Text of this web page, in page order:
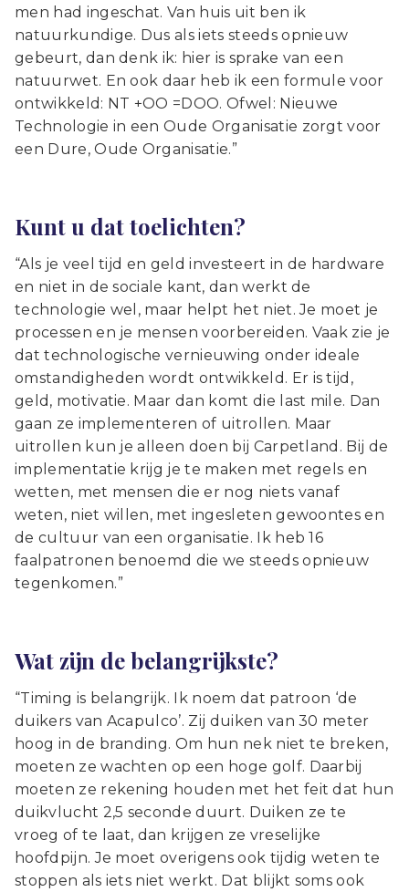
men had ingeschat. Van huis uit ben ik
natuurkundige. Dus als iets steeds opnieuw
gebeurt, dan denk ik: hier is sprake van een
natuurwet. En ook daar heb ik een formule voor
ontwikkeld: NT +OO =DOO. Ofwel: Nieuwe
Technologie in een Oude Organisatie zorgt voor
een Dure, Oude Organisatie.”
Kunt u dat toelichten?
“Als je veel tijd en geld investeert in de hardware
en niet in de sociale kant, dan werkt de
technologie wel, maar helpt het niet. Je moet je
processen en je mensen voorbereiden. Vaak zie je
dat technologische vernieuwing onder ideale
omstandigheden wordt ontwikkeld. Er is tijd,
geld, motivatie. Maar dan komt die last mile. Dan
gaan ze implementeren of uitrollen. Maar
uitrollen kun je alleen doen bij Carpetland. Bij de
implementatie krijg je te maken met regels en
wetten, met mensen die er nog niets vanaf
weten, niet willen, met ingesleten gewoontes en
de cultuur van een organisatie. Ik heb 16
faalpatronen benoemd die we steeds opnieuw
tegenkomen.”
Wat zijn de belangrijkste?
“Timing is belangrijk. Ik noem dat patroon ‘de
duikers van Acapulco’. Zij duiken van 30 meter
hoog in de branding. Om hun nek niet te breken,
moeten ze wachten op een hoge golf. Daarbij
moeten ze rekening houden met het feit dat hun
duikvlucht 2,5 seconde duurt. Duiken ze te
vroeg of te laat, dan krijgen ze vreselijke
hoofdpijn. Je moet overigens ook tijdig weten te
stoppen als iets niet werkt. Dat blijkt soms ook